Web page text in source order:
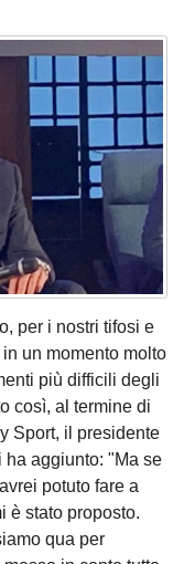
per i nostri tifosi e
un momento molto
più difficili degli
così, al termine di
Sport, il presidente
aggiunto: "Ma se
potuto fare a
è stato proposto.
qua per